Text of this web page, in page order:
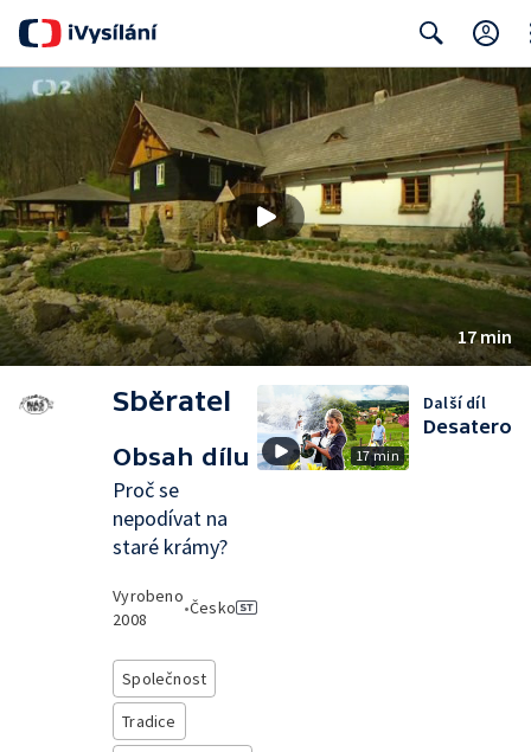
Search
17 min
Sběratel
Obsah dílu
Proč se
nepodívat na
staré krámy?
Vyrobeno
2008
•Česko
Společnost
Tradice
17 min
Další díl
Desatero